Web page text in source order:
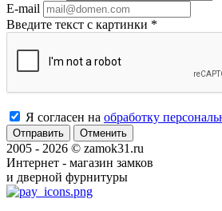
E-mail
Введите текст с картинки *
Я согласен на обработку
Отменить
2005 - 2026 © zamok31.ru
Интернет - магазин замков
и дверной фурнитуры